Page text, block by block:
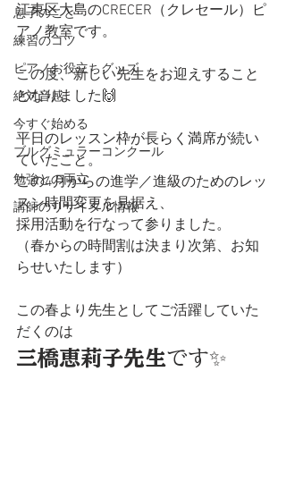
息子のこと
練習のコツ
ピアノお役立ちグッズ
絶対音感
今すぐ始める
ブルグミュラーコンクール
勉強との両立
講師のリサイタル情報
江東区大島のCRECER（クレセール）ピ
アノ教室です。
この度、新しい先生をお迎えすること
となりました🙌
平日のレッスン枠が長らく満席が続い
ていたこと。
この4月からの進学／進級のためのレッ
スン時間変更を見据え、
採用活動を行なって参りました。
（春からの時間割は決まり次第、お知
らせいたします）
この春より先生としてご活躍していた
だくのは
三橋恵莉子先生です✨